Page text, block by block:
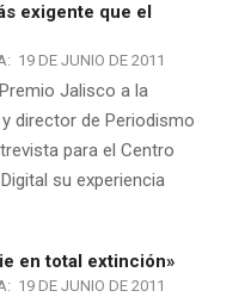
exigente que el
19 DE JUNIO DE 2011
Jalisco a la
director de Periodismo
para el Centro
su experiencia
en total extinción»
19 DE JUNIO DE 2011